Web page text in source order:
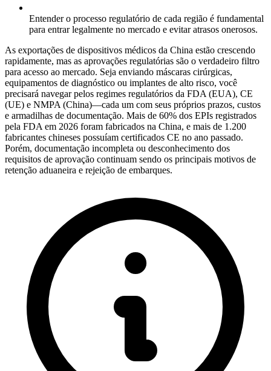
Entender o processo regulatório de cada região é fundamental
para entrar legalmente no mercado e evitar atrasos onerosos.
As exportações de dispositivos médicos da China estão crescendo
rapidamente, mas as aprovações regulatórias são o verdadeiro filtro
para acesso ao mercado. Seja enviando máscaras cirúrgicas,
equipamentos de diagnóstico ou implantes de alto risco, você
precisará navegar pelos regimes regulatórios da FDA (EUA), CE
(UE) e NMPA (China)—cada um com seus próprios prazos, custos
e armadilhas de documentação. Mais de 60% dos EPIs registrados
pela FDA em 2026 foram fabricados na China, e mais de 1.200
fabricantes chineses possuíam certificados CE no ano passado.
Porém, documentação incompleta ou desconhecimento dos
requisitos de aprovação continuam sendo os principais motivos de
retenção aduaneira e rejeição de embarques.